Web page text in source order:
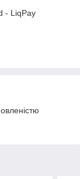
- LiqPay